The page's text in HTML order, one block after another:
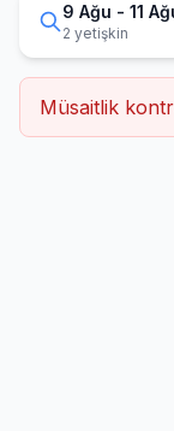
9 Ağu - 11
2 yetişkin
Müsaitlik